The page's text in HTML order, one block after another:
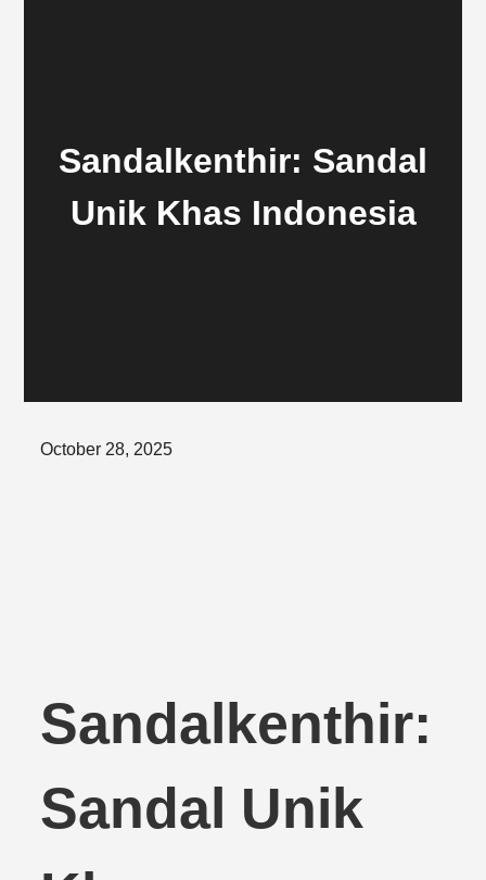
Sandalkenthir: Sandal
Unik Khas Indonesia
Posted
October 28, 2025
Sandalkenthir:
Sandal Unik